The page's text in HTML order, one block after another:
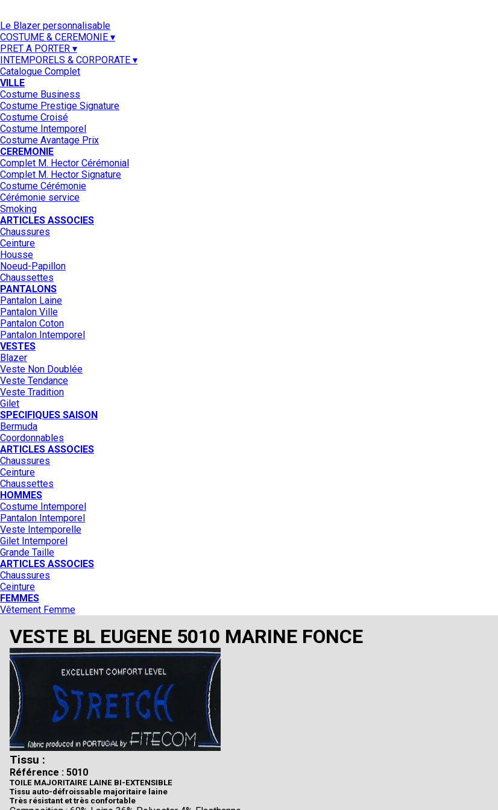
Le Blazer personnalisable
COSTUME & CEREMONIE ▾
PRET A PORTER ▾
INTEMPORELS & CORPORATE ▾
Catalogue Complet
VILLE
Costume Business
Costume Prestige Signature
Costume Croisé
Costume Intemporel
Costume Avantage Prix
CEREMONIE
Complet M. Hector Cérémonial
Complet M. Hector Signature
Costume Cérémonie
Cérémonie service
Smoking
ARTICLES ASSOCIES
Chaussures
Ceinture
Housse
Noeud-Papillon
Chaussettes
PANTALONS
Pantalon Laine
Pantalon Ville
Pantalon Coton
Pantalon Intemporel
VESTES
Blazer
Veste Non Doublée
Veste Tendance
Veste Tradition
Gilet
SPECIFIQUES SAISON
Bermuda
Coordonnables
ARTICLES ASSOCIES
Chaussures
Ceinture
Chaussettes
HOMMES
Costume Intemporel
Pantalon Intemporel
Veste Intemporelle
Gilet Intemporel
Grande Taille
ARTICLES ASSOCIES
Chaussures
Ceinture
FEMMES
Vêtement Femme
VESTE BL EUGENE 5010 MARINE FONCE
Tissu :
Référence : 5010
TOILE MAJORITAIRE LAINE BI-EXTENSIBLE
Tissu auto-défroissable majoritaire laine
Très résistant et très confortable